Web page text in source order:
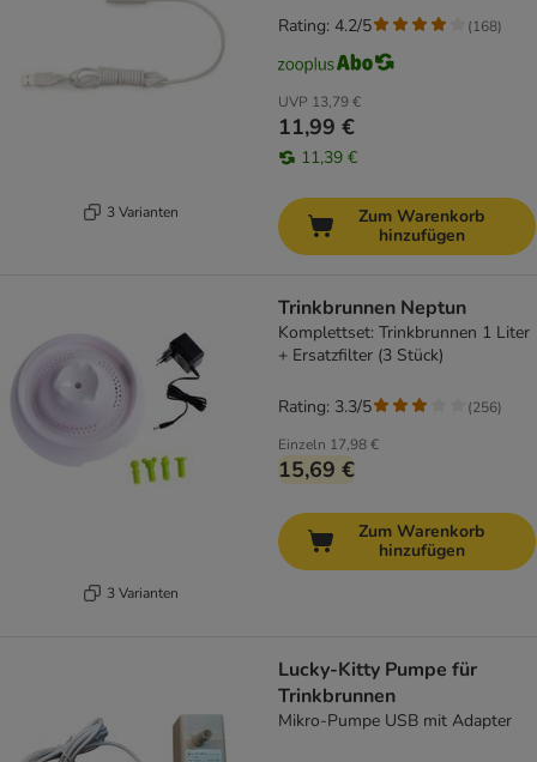
3 Varianten
UVP 13,79 €
11,99 €
11,39 €
Rating: 4.2/5 (168)
Zum Warenkorb
hinzufügen
3 Varianten
Trinkbrunnen Neptun
Komplettset: Trinkbrunnen 1 Liter
+ Ersatzfilter (3 Stück)
Einzeln 17,98 €
15,69 €
Rating: 3.3/5 (256)
Zum Warenkorb
hinzufügen
Lucky-Kitty Pumpe für
Trinkbrunnen
Mikro-Pumpe USB mit Adapter